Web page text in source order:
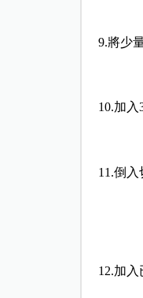
9.將少
10.加
11.倒入
12.加